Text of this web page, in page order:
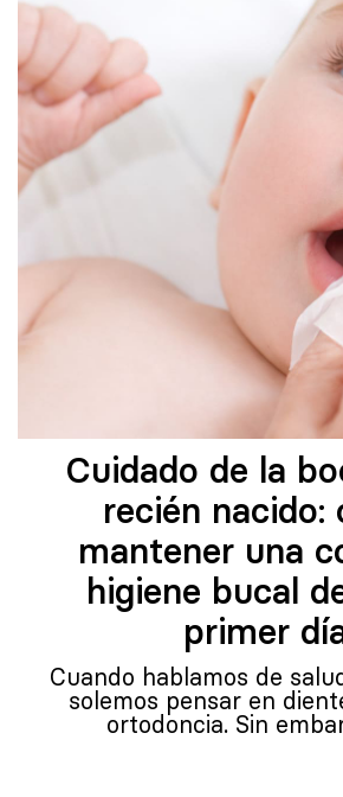
Cuidado de la
recién nacido:
mantener una
higiene bucal
primer
Cuando hablamos de
solemos pensar en
ortodoncia. Sin